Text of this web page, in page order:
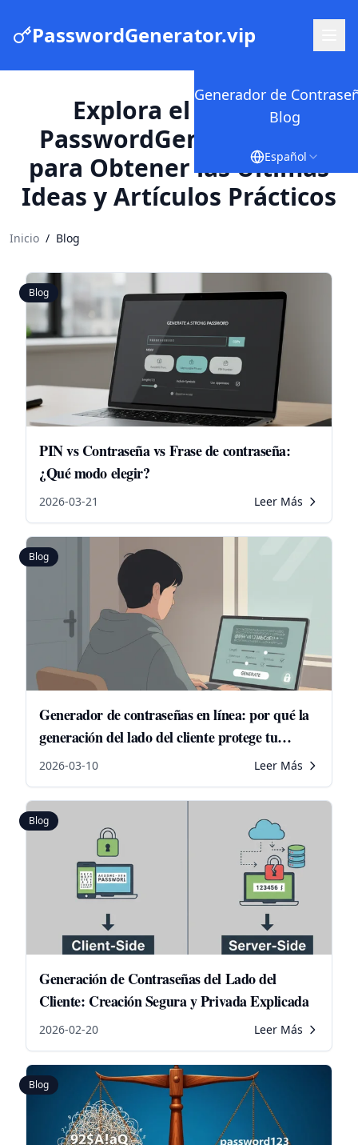
PasswordGenerator.vip
Generador de
Blog
Español
Explora el Blog de
PasswordGenerator.vip
para Obtener las Últimas
Ideas y Artículos Prácticos
Inicio / Blog
Blog
PIN vs Contraseña vs Frase de contraseña:
¿Qué modo elegir?
2026-03-21 Leer Más
Blog
Generador de contraseñas en línea: por qué la
generación del lado del cliente protege tu
privacidad
2026-03-10 Leer Más
Blog
Generación de Contraseñas del Lado del
Cliente: Creación Segura y Privada Explicada
2026-02-20 Leer Más
Blog